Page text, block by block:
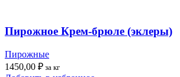
Пирожное Крем-брюле (эклеры)
Пирожные
1450,00 ₽ за кг